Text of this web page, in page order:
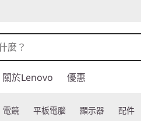
關於Lenovo 優惠
電競 平板電腦 顯示器 配件